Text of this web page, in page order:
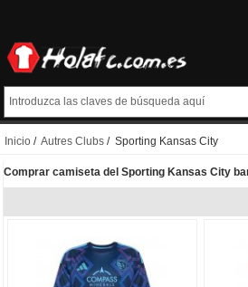
Inicio / Autres Clubs / Sporting Kansas City
Comprar camiseta del Sporting Kansas City